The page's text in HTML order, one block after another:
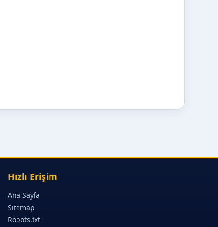
Hızlı Erişim
Ana Sayfa
Sitemap
Robots.txt